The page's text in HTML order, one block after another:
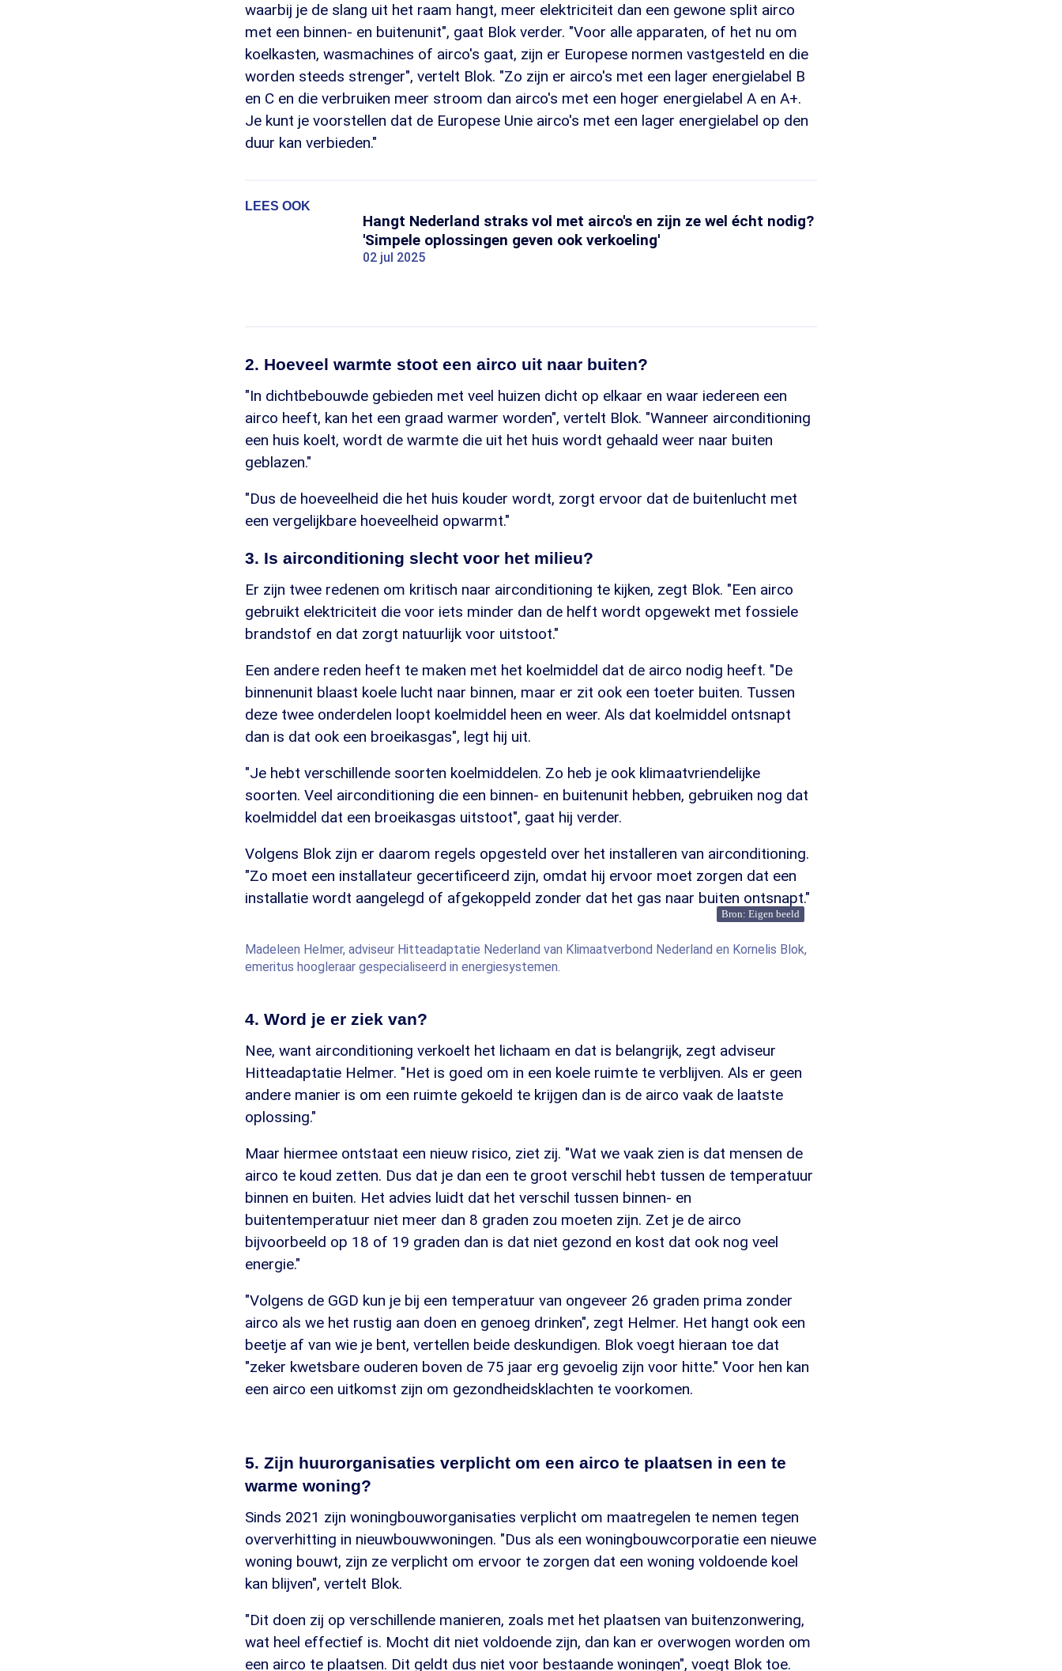
waarbij je de slang uit het raam hangt, meer elektriciteit dan een gewone split airco
met een binnen- en buitenunit", gaat Blok verder. "Voor alle apparaten, of het nu om
koelkasten, wasmachines of airco's gaat, zijn er Europese normen vastgesteld en die
worden steeds strenger", vertelt Blok. "Zo zijn er airco's met een lager energielabel B
en C en die verbruiken meer stroom dan airco's met een hoger energielabel A en A+.
Je kunt je voorstellen dat de Europese Unie airco's met een lager energielabel op den
duur kan verbieden."
LEES OOK
Hangt Nederland straks vol met airco's en zijn ze wel écht nodig?
'Simpele oplossingen geven ook verkoeling'
02 jul 2025
2. Hoeveel warmte stoot een airco uit naar buiten?
"In dichtbebouwde gebieden met veel huizen dicht op elkaar en waar iedereen een
airco heeft, kan het een graad warmer worden", vertelt Blok. "Wanneer airconditioning
een huis koelt, wordt de warmte die uit het huis wordt gehaald weer naar buiten
geblazen."
"Dus de hoeveelheid die het huis kouder wordt, zorgt ervoor dat de buitenlucht met
een vergelijkbare hoeveelheid opwarmt."
3. Is airconditioning slecht voor het milieu?
Er zijn twee redenen om kritisch naar airconditioning te kijken, zegt Blok. "Een airco
gebruikt elektriciteit die voor iets minder dan de helft wordt opgewekt met fossiele
brandstof en dat zorgt natuurlijk voor uitstoot."
Een andere reden heeft te maken met het koelmiddel dat de airco nodig heeft. "De
binnenunit blaast koele lucht naar binnen, maar er zit ook een toeter buiten. Tussen
deze twee onderdelen loopt koelmiddel heen en weer. Als dat koelmiddel ontsnapt
dan is dat ook een broeikasgas", legt hij uit.
"Je hebt verschillende soorten koelmiddelen. Zo heb je ook klimaatvriendelijke
soorten. Veel airconditioning die een binnen- en buitenunit hebben, gebruiken nog dat
koelmiddel dat een broeikasgas uitstoot", gaat hij verder.
Volgens Blok zijn er daarom regels opgesteld over het installeren van airconditioning.
"Zo moet een installateur gecertificeerd zijn, omdat hij ervoor moet zorgen dat een
installatie wordt aangelegd of afgekoppeld zonder dat het gas naar buiten ontsnapt."
Bron: Eigen beeld
Madeleen Helmer, adviseur Hitteadaptatie Nederland van Klimaatverbond Nederland en Kornelis Blok,
emeritus hoogleraar gespecialiseerd in energiesystemen.
4. Word je er ziek van?
Nee, want airconditioning verkoelt het lichaam en dat is belangrijk, zegt adviseur
Hitteadaptatie Helmer. "Het is goed om in een koele ruimte te verblijven. Als er geen
andere manier is om een ruimte gekoeld te krijgen dan is de airco vaak de laatste
oplossing."
Maar hiermee ontstaat een nieuw risico, ziet zij. "Wat we vaak zien is dat mensen de
airco te koud zetten. Dus dat je dan een te groot verschil hebt tussen de temperatuur
binnen en buiten. Het advies luidt dat het verschil tussen binnen- en
buitentemperatuur niet meer dan 8 graden zou moeten zijn. Zet je de airco
bijvoorbeeld op 18 of 19 graden dan is dat niet gezond en kost dat ook nog veel
energie."
"Volgens de GGD kun je bij een temperatuur van ongeveer 26 graden prima zonder
airco als we het rustig aan doen en genoeg drinken", zegt Helmer. Het hangt ook een
beetje af van wie je bent, vertellen beide deskundigen. Blok voegt hieraan toe dat
"zeker kwetsbare ouderen boven de 75 jaar erg gevoelig zijn voor hitte." Voor hen kan
een airco een uitkomst zijn om gezondheidsklachten te voorkomen.
5. Zijn huurorganisaties verplicht om een airco te plaatsen in een te
warme woning?
Sinds 2021 zijn woningbouworganisaties verplicht om maatregelen te nemen tegen
oververhitting in nieuwbouwwoningen. "Dus als een woningbouwcorporatie een nieuwe
woning bouwt, zijn ze verplicht om ervoor te zorgen dat een woning voldoende koel
kan blijven", vertelt Blok.
"Dit doen zij op verschillende manieren, zoals met het plaatsen van buitenzonwering,
wat heel effectief is. Mocht dit niet voldoende zijn, dan kan er overwogen worden om
een airco te plaatsen. Dit geldt dus niet voor bestaande woningen", voegt Blok toe.